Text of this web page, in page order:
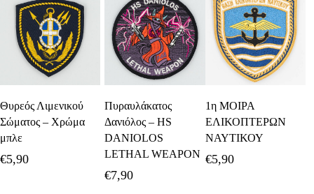
Προσθήκη Στο
Καλάθι
Θυρεός Λιμενικού
Σώματος – Χρώμα
μπλε
€5,90
Προσθήκη Στο
Καλάθι
Πυραυλάκατος
Δανιόλος – HS
DANIOLOS
LETHAL WEAPON
€7,90
Καλάθι
1η ΜΟΙΡΑ
ΕΛΙΚΟΠΤΕΡΩΝ
ΝΑΥΤΙΚΟΥ
€5,90